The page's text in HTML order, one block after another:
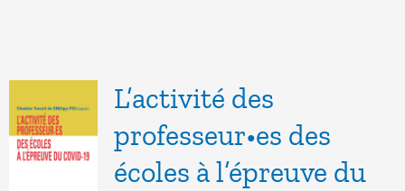
L’activité des
professeur•es des
écoles à l’épreuve du